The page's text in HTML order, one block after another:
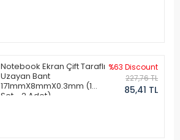
Notebook Ekran Çift Taraflı
Uzayan Bant
171mmX8mmX0.3mm (1
Set - 2 Adet)
%63 Discount
227,76 TL
85,41 TL